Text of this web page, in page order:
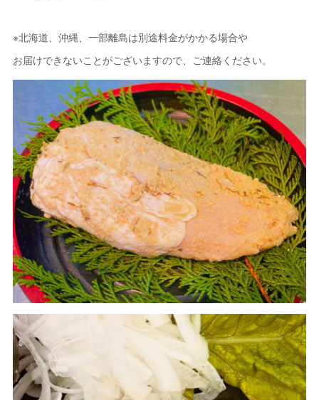
※北海道、沖縄、一部離島は別途料金がかかる場合や
お届けできないことがございますので、ご連絡ください。